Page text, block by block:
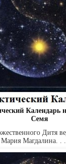
Календарь
Семя
Дитя
Магдалина. .